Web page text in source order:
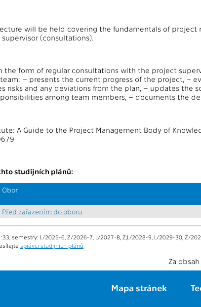
will be held covering the fundamentals of
(consultations).
the form of regular consultations with the project
– presents the current progress of the project, –
risks and any deviations from the plan, – updates the
among team members, – documents the
A Guide to the Project Management Body of
studijních plánů:
Obor
Před zařazením do oboru
semestry: L/2025-6, Z/2026-7, L/2027-8, Z,L/2028-9, L/2029-30, Z/
správci studijních plánů
Za
Mapa stránek